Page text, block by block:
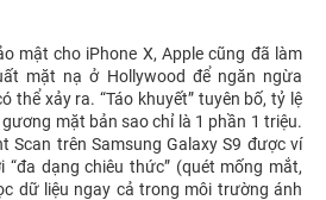
mật cho iPhone X, Apple cũng đã làm
mặt nạ ở Hollywood để ngăn ngừa
thể xảy ra. “Táo khuyết” tuyên bố, tỷ lệ
mặt bản sao chỉ là 1 phần 1 triệu.
Scan trên Samsung Galaxy S9 được ví
dạng chiêu thức” (quét mống mắt,
dữ liệu ngay cả trong môi trường ánh